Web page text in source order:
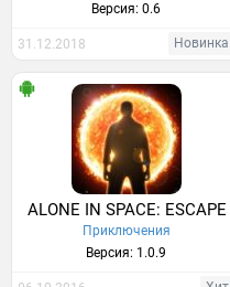
Версия: 0.6
31.12.2018 Новинка
ALONE IN SPACE: ESCAPE
Приключения
Версия: 1.0.9